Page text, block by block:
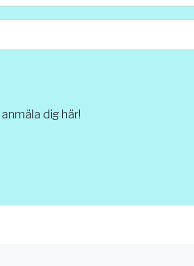
dig här!